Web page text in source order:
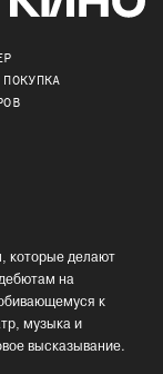
которые делают
на
к
музыка и
высказывание.